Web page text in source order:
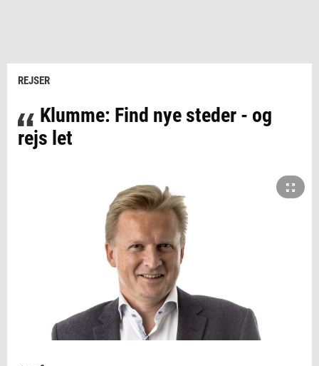
REJSER
Klumme: Find nye steder - og
rejs let